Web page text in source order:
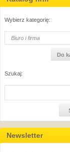
Wybierz kategorię:
Szukaj:
Newsletter